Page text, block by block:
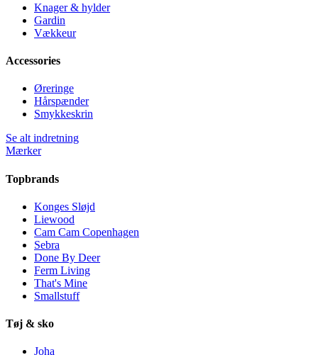
Knager & hylder
Gardin
Vækkeur
Accessories
Øreringe
Hårspænder
Smykkeskrin
Se alt indretning
Mærker
Topbrands
Konges Sløjd
Liewood
Cam Cam Copenhagen
Sebra
Done By Deer
Ferm Living
That's Mine
Smallstuff
Tøj & sko
Joha